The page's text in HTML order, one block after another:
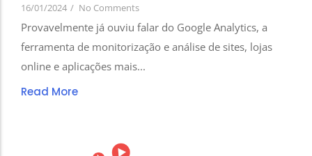
16/01/2024 / No Comments
Provavelmente já ouviu falar do Google Analytics, a
ferramenta de monitorização e análise de sites, lojas
online e aplicações mais...
Read More